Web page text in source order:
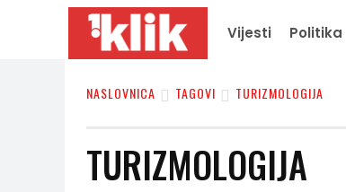
Vijesti Politika
NASLOVNICA TAGOVI TURIZMOLOGIJA
TURIZMOLOGIJA